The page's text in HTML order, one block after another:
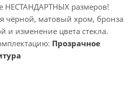
НЕСТАНДАРТНЫХ размеров!
чёрной, матовый хром, бронза
и изменение цвета стекла.
Прозрачное